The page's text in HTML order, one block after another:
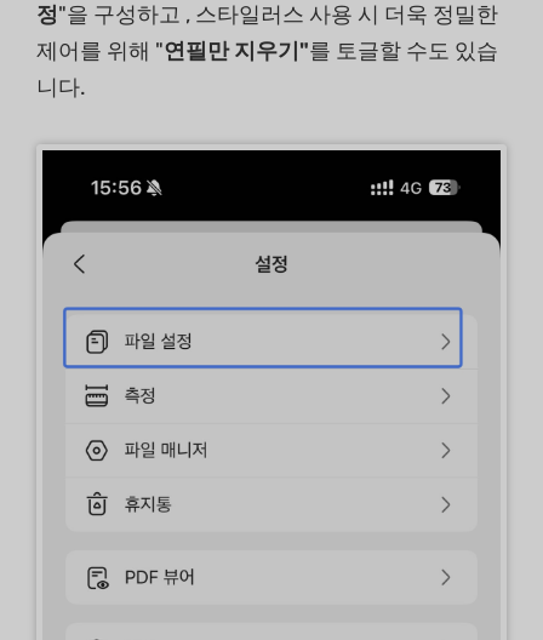
정"을 구성하고 , 스타일러스 사용 시 더욱 정밀한
제어를 위해 "연필만 지우기"를 토글할 수도 있습
니다.